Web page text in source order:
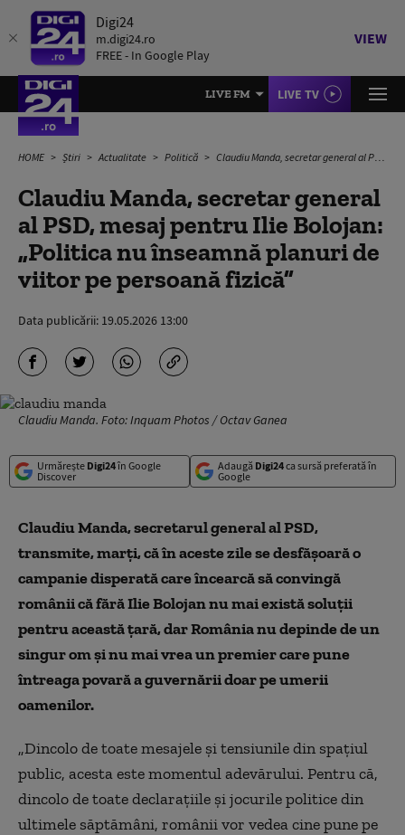
Digi24
m.digi24.ro
FREE - In Google Play
VIEW
LIVE FM LIVE TV
HOME Știri Actualitate Politică Claudiu Manda, secretar general al PSD, mesaj pentru Ilie Bolojan: „Politica nu înseamnă planuri de viitor pe persoană fizică”
Claudiu Manda, secretar general
al PSD, mesaj pentru Ilie Bolojan:
„Politica nu înseamnă planuri de
viitor pe persoană fizică”
Data publicării: 19.05.2026 13:00
Claudiu Manda. Foto: Inquam Photos / Octav Ganea
Urmărește Digi24în Google
Discover
Adaugă Digi24ca sursă preferată în
Google
Claudiu Manda, secretarul general al PSD,
transmite, marţi, că în aceste zile se desfăşoară o
campanie disperată care încearcă să convingă
românii că fără Ilie Bolojan nu mai există soluţii
pentru această ţară, dar România nu depinde de un
singur om şi nu mai vrea un premier care pune
întreaga povară a guvernării doar pe umerii
oamenilor.
„Dincolo de toate mesajele şi tensiunile din spaţiul
public, acesta este momentul adevărului. Pentru că,
dincolo de toate declaraţiile şi jocurile politice din
ultimele săptămâni, românii vor vedea cine pune pe